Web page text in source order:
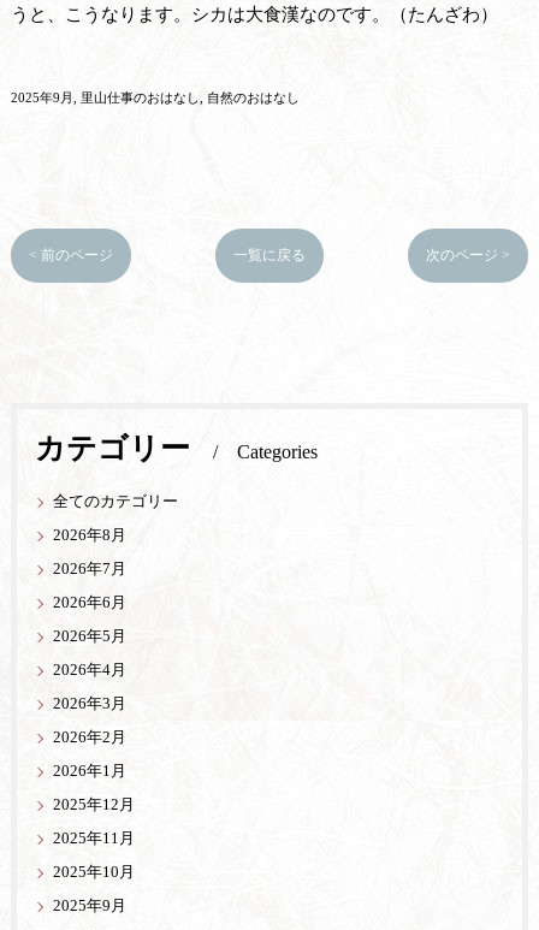
うと、こうなります。シカは大食漢なのです。（たんざわ）
2025年9月 里山仕事のおはなし 自然のおはなし
< 前のページ 一覧に戻る 次のページ >
カテゴリー Categories
全てのカテゴリー
2026年8月
2026年7月
2026年6月
2026年5月
2026年4月
2026年3月
2026年2月
2026年1月
2025年12月
2025年11月
2025年10月
2025年9月